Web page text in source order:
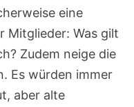
eine
Mitglieder: Was gilt
Zudem neige die
Es würden immer
aber alte